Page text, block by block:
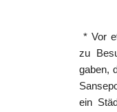
* Vor
zu
gaben,
ein